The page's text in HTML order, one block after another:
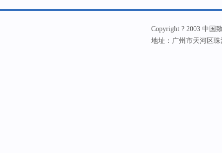
Copyright ? 2003 中国
地址：广州市天河区